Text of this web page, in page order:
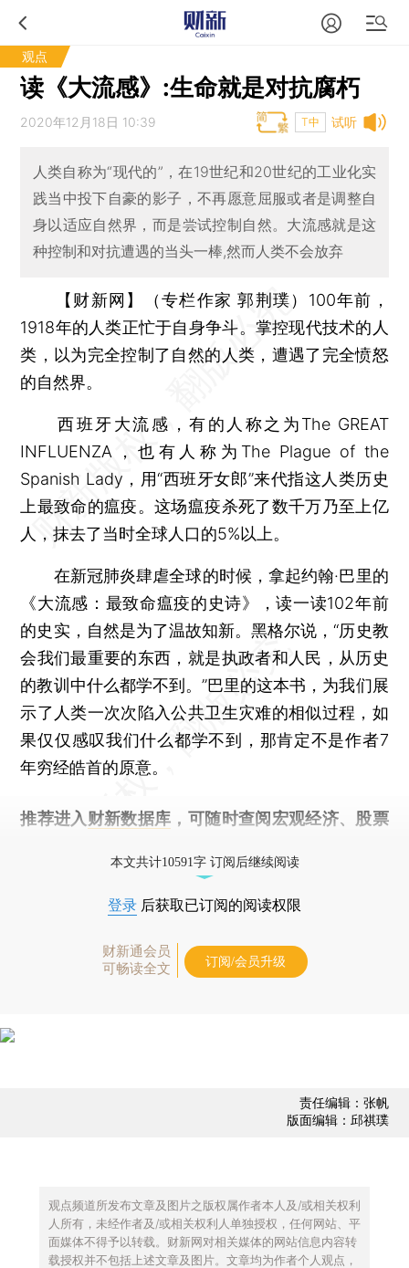
观点
读《大流感》:生命就是对抗腐朽
试听
2020年12月18日 10:39 T中
人类自称为“现代的”，在19世纪和20世纪的工业化实
践当中投下自豪的影子，不再愿意屈服或者是调整自
身以适应自然界，而是尝试控制自然。大流感就是这
种控制和对抗遭遇的当头一棒,然而人类不会放弃
【财新网】（专栏作家 郭荆璞） 100年前，
1918年的人类正忙于自身争斗。掌控现代技术的人
类，以为完全控制了自然的人类，遭遇了完全愤怒
的自然界。
西班牙大流感，有的人称之为The GREAT
INFLUENZA，也有人称为The Plague of the
Spanish Lady，用“西班牙女郎”来代指这人类历史
上最致命的瘟疫。这场瘟疫杀死了数千万乃至上亿
人，抹去了当时全球人口的5%以上。
在新冠肺炎肆虐全球的时候，拿起约翰·巴里的
《大流感：最致命瘟疫的史诗》，读一读102年前
的史实，自然是为了温故知新。黑格尔说，“历史教
会我们最重要的东西，就是执政者和人民，从历史
的教训中什么都学不到。”巴里的这本书，为我们展
示了人类一次次陷入公共卫生灾难的相似过程，如
果仅仅感叹我们什么都学不到，那肯定不是作者7
年穷经皓首的原意。
推荐进入 财新数据库 ，可随时查阅宏观经济、股票
本文共计10591字 订阅后继续阅读
登录 后获取已订阅的阅读权限
财新通会员
可畅读全文
订阅/会员升级
责任编辑：张帆
版面编辑：邱祺璞
观点频道所发布文章及图片之版权属作者本人及/或相关权利
人所有，未经作者及/或相关权利人单独授权，任何网站、平
面媒体不得予以转载。财新网对相关媒体的网站信息内容转
载授权并不包括上述文章及图片。文章均为作者个人观点，